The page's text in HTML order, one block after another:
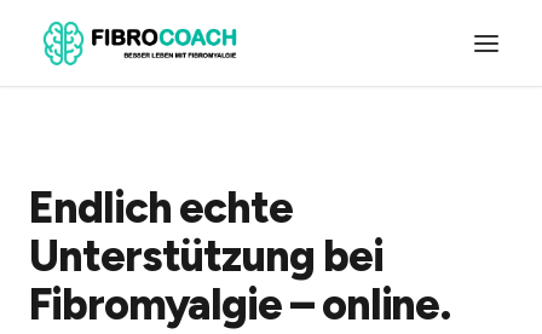
Endlich echte
Unterstützung bei
Fibromyalgie – online.